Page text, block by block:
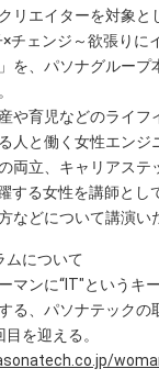
リエイターを対象
チェンジ～欲張りに
を、パソナグループ
や育児などのライフ
人と働く女性エンジ
両立、キャリアステ
する女性を講師とし
などについて講演い
ムについて
マンに“IT"というキ
る、パソナテックの
を迎える。